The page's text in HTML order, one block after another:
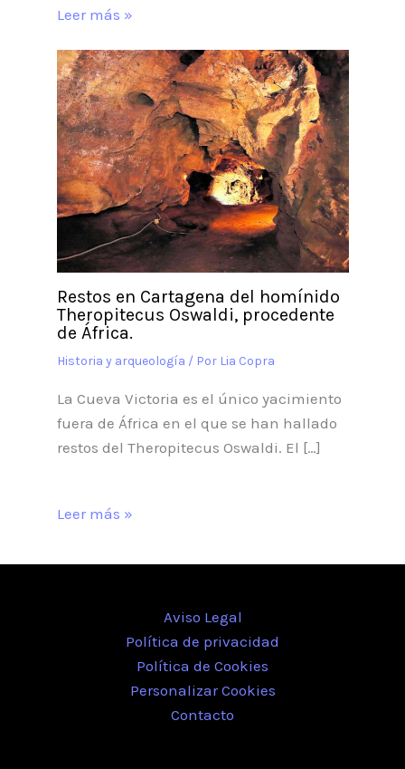
Leer más »
Restos en Cartagena del homínido
Theropitecus Oswaldi, procedente
de África.
Historia y arqueología / Por Lia Copra
La Cueva Victoria es el único yacimiento
fuera de África en el que se han hallado
restos del Theropitecus Oswaldi. El […]
Leer más »
Aviso Legal
Política de privacidad
Política de Cookies
Personalizar Cookies
Contacto